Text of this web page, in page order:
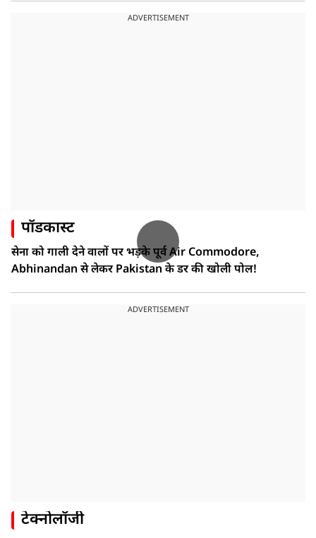
ADVERTISEMENT
पॉडकास्ट
सेना को गाली देने वालों पर भड़के पूर्व Air Commodore,
Abhinandan से लेकर Pakistan के डर की खोली पोल!
ADVERTISEMENT
टेक्नोलॉजी